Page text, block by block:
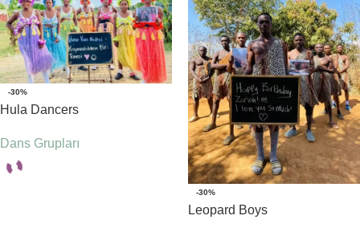
-30%
Hula Dancers
Dans Grupları
-30%
Leopard Boys